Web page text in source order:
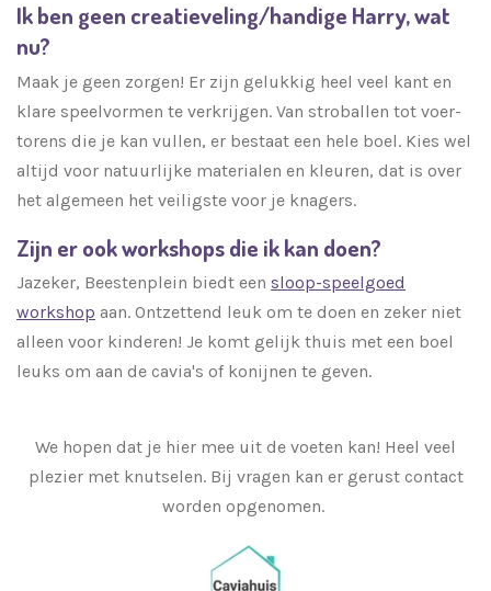
Ik ben geen creatieveling/handige Harry, wat
nu?
Maak je geen zorgen! Er zijn gelukkig heel veel kant en
klare speelvormen te verkrijgen. Van stroballen tot voer-
torens die je kan vullen, er bestaat een hele boel. Kies wel
altijd voor natuurlijke materialen en kleuren, dat is over
het algemeen het veiligste voor je knagers.
Zijn er ook workshops die ik kan doen?
Jazeker, Beestenplein biedt een sloop-speelgoed
workshop aan. Ontzettend leuk om te doen en zeker niet
alleen voor kinderen! Je komt gelijk thuis met een boel
leuks om aan de cavia's of konijnen te geven.
We hopen dat je hier mee uit de voeten kan! Heel veel
plezier met knutselen. Bij vragen kan er gerust contact
worden opgenomen.